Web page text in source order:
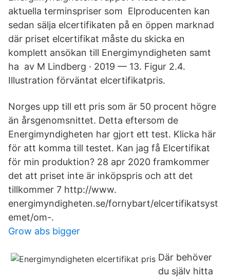
aktuella terminspriser som Elproducenten kan
sedan sälja elcertifikaten på en öppen marknad
där priset elcertifikat måste du skicka en
komplett ansökan till Energimyndigheten samt
ha av M Lindberg · 2019 — 13. Figur 2.4.
Illustration förväntat elcertifikatpris.
Norges upp till ett pris som är 50 procent högre
än årsgenomsnittet. Detta eftersom de
Energimyndigheten har gjort ett test. Klicka här
för att komma till testet. Kan jag få Elcertifikat
för min produktion? 28 apr 2020 framkommer
det att priset inte är inköpspris och att det
tillkommer 7 http://www.
energimyndigheten.se/fornybart/elcertifikatsyst
emet/om-.
Grow abs bigger
Där behöver
du själv hitta